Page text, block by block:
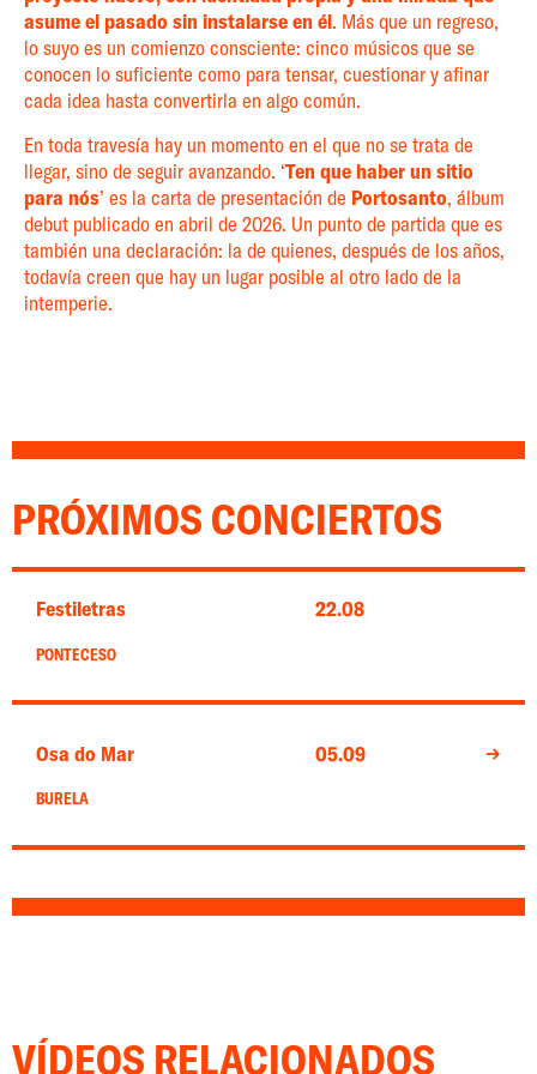
asume el pasado sin instalarse en él. Más que un regreso,
lo suyo es un comienzo consciente: cinco músicos que se
conocen lo suficiente como para tensar, cuestionar y afinar
cada idea hasta convertirla en algo común.
En toda travesía hay un momento en el que no se trata de
llegar, sino de seguir avanzando. ‘Ten que haber un sitio
para nós’ es la carta de presentación de Portosanto, álbum
debut publicado en abril de 2026. Un punto de partida que es
también una declaración: la de quienes, después de los años,
todavía creen que hay un lugar posible al otro lado de la
intemperie.
PRÓXIMOS CONCIERTOS
Festiletras
PONTECESO
22.08
Osa do Mar
BURELA
05.09 →
VÍDEOS RELACIONADOS